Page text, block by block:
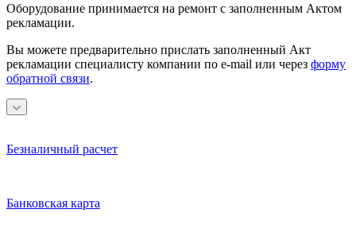
Оборудование принимается на ремонт с заполненным Актом
рекламации.
Вы можете предварительно прислать заполненный Акт
рекламации специалисту компании по e-mail или через форму
обратной связи.
Безналичный расчет
Банковская карта